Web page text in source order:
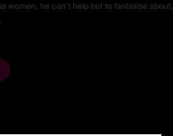
women, he can't help but to fantasise about.